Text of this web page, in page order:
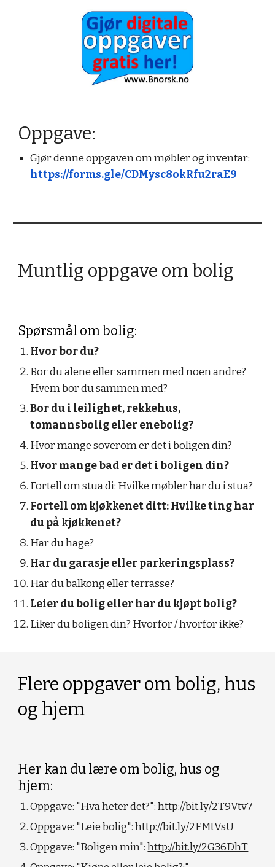
Oppgave:
https://forms.gle/CDMysc8okRfu2raE9
Muntlig oppgave om bolig
Spørsmål om bolig:
Hvor bor du?
Bor du alene eller sammen med noen andre?
Hvem bor du sammen med?
Bor du i leilighet, rekkehus,
tomannsbolig eller enebolig?
Hvor mange soverom er det i boligen din?
Hvor mange bad er det i boligen din?
Fortell om stua di: Hvilke møbler har du i stua?
Fortell om kjøkkenet ditt: Hvilke ting har
du på kjøkkenet?
Har du hage?
Har du garasje eller parkeringsplass?
Har du balkong eller terrasse?
Leier du bolig eller har du kjøpt bolig?
Liker du boligen din? Hvorfor / hvorfor ikke?
Flere oppgaver om bolig, hus
og hjem
Her kan du lære om bolig, hus og
hjem:
Oppgave: "Hva heter det?": http://bit.ly/2T9Vtv7
Oppgave: "Leie bolig": http://bit.ly/2FMtVsU
Oppgave: "Boligen min": http://bit.ly/2G36DhT